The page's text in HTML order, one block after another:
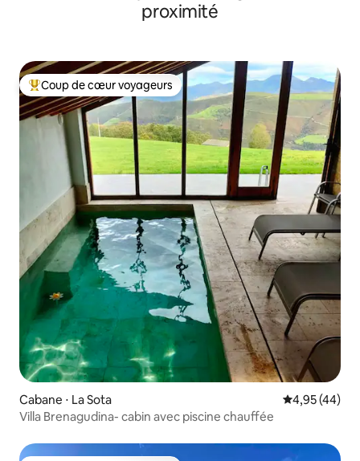
proximité
Coups de cœur voyageurs les plus appréciés
Coup de cœur voyageurs
Cabane ⋅ La Sota Évaluation
4,95 (44)
Villa Brenagudina- cabin avec piscine chauffée